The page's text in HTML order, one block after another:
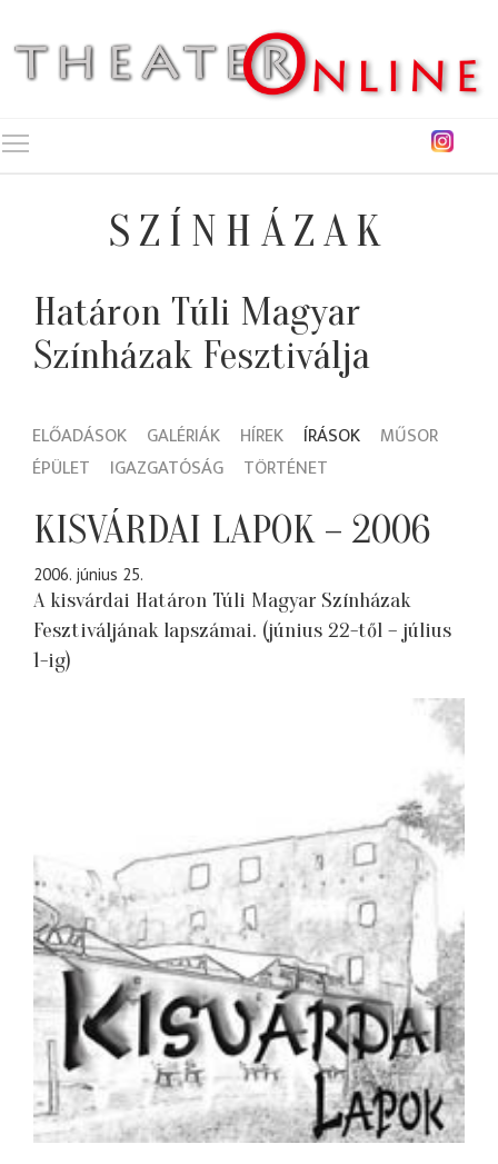
SZÍNHÁZAK
Határon Túli Magyar
Színházak Fesztiválja
ELŐADÁSOK GALÉRIÁK HÍREK ÍRÁSOK
MŰSOR
ÉPÜLET
IGAZGATÓSÁG TÖRTÉNET
KISVÁRDAI LAPOK – 2006
2006. június 25.
A kisvárdai Határon Túli Magyar Színházak
Fesztiváljának lapszámai. (június 22-től – július
1-ig)